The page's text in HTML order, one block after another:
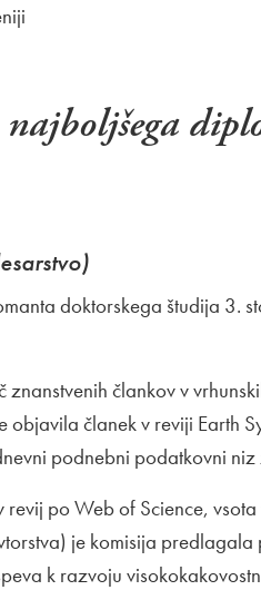
najboljšega
doktorskega študija 3.
člankov v
članek v reviji Earth
podnebni podatkovni
po Web of Science,
je komisija
k razvoju